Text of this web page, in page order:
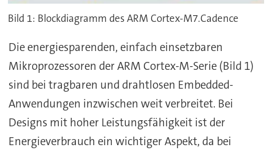
Bild 1: Blockdiagramm des ARM Cortex-M7.Cadence
Die energiesparenden, einfach einsetzbaren
Mikroprozessoren der ARM Cortex-M-Serie (Bild 1)
sind bei tragbaren und drahtlosen Embedded-
Anwendungen inzwischen weit verbreitet. Bei
Designs mit hoher Leistungsfähigkeit ist der
Energieverbrauch ein wichtiger Aspekt, da bei